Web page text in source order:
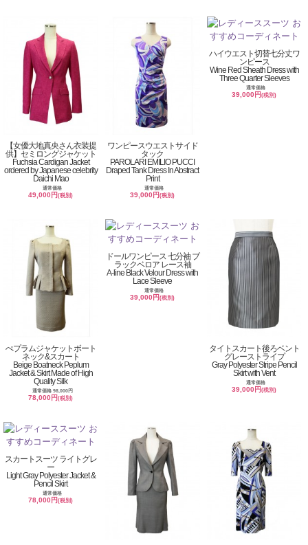
【女優大地真央さん衣装提
供】セミロングジャケット
Fuchsia Cardigan Jacket
ordered by Japanese celebrity
Daichi Mao
通常価格
49,000円(税別)
ワンピースウエストサイド
タック
PAROLARI EMILIO PUCCI
Draped Tank Dress In Abstract
Print
通常価格
39,000円(税別)
ハイウエスト切替七分丈ワ
ンピース
Wine Red Sheath Dress with
Three Quarter Sleeves
通常価格
39,000円(税別)
ぺプラムジャケットボート
ネック&スカート
Beige Boatneck Peplum
Jacket & Skirt Made of High
Quality Silk
通常価格 98,000円
78,000円(税別)
ドールワンピース 七分袖 ブ
ラックベロア レース袖
A-line Black Velour Dress with
Lace Sleeve
通常価格
39,000円(税別)
タイトスカート後ろベント
グレーストライプ
Gray Polyester Stripe Pencil
Skirt with Vent
通常価格
39,000円(税別)
スカートスーツ ライトグレ
ー
Light Gray Polyester Jacket &
Pencil Skirt
通常価格
78,000円(税別)